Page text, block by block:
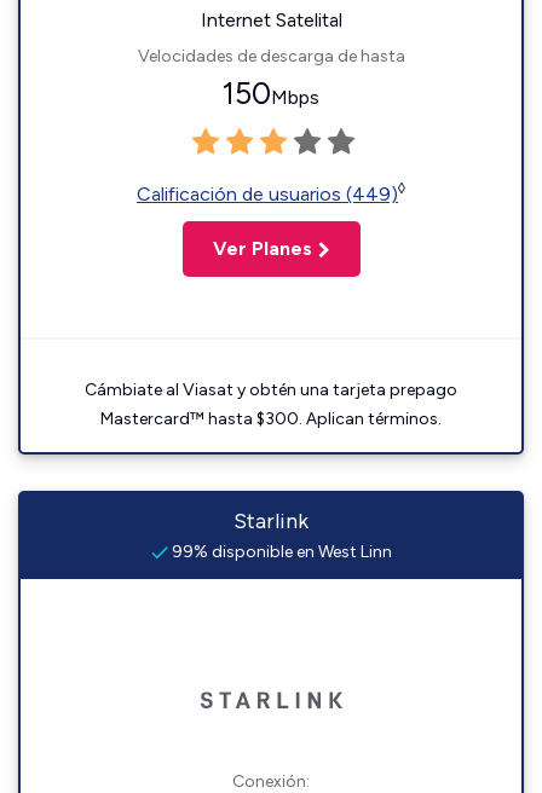
Internet Satelital
Velocidades de descarga de hasta
150Mbps
Calificación de usuarios (449)◊
Ver Planes
Cámbiate al Viasat y obtén una tarjeta prepago
Mastercard™ hasta $300. Aplican términos.
Starlink
99% disponible en West Linn
Conexión: